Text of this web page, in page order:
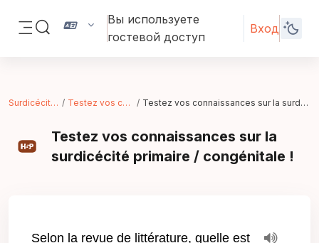
Боковая панель
Изменить данные поисковой строки
Вы используете
гостевой доступ
Вход
SurdicécitéCongDef Testez vos connaissances ! Testez vos connaissances sur la surdicécité primaire / congénitale !
Testez vos connaissances sur la
surdicécité primaire / congénitale !